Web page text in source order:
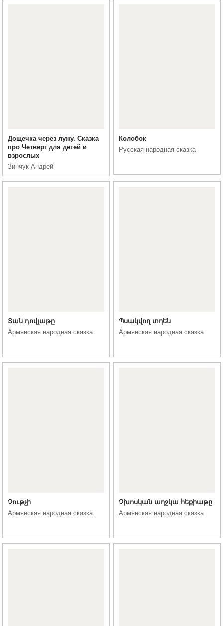
Дощечка через лужу. Сказка
про Четверг для детей и
взрослых
Зинчук Андрей
Колобок
Русская народная сказка
Տան դովլաթը
Армянская народная сказка
Պսակվող տղեն
Армянская народная сказка
Չութչի
Армянская народная сказка
Չխոսկան աղջկա հեքիաթը
Армянская народная сказка